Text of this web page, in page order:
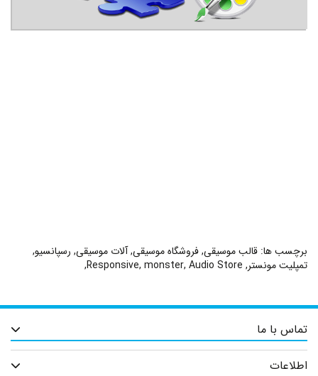
برچسب ها: قالب موسیقی,فروشگاه موسیقی,آلات موسیقی, رسپانسیو,
تمپلیت مونستر,
Responsive, monster, Audio Store
,
تماس با ما
اطلاعات